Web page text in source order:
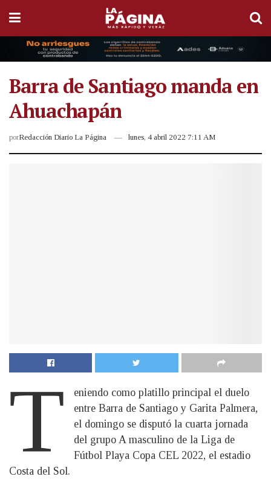
Barra de Santiago manda en
Ahuachapán
porRedacción Diario La Página lunes, 4 abril 2022 7:11 AM
T
eniendo como platillo principal el duelo
entre Barra de Santiago y Garita Palmera,
el domingo se disputó la cuarta jornada
del grupo A masculino de la Liga de
Fútbol Playa Copa CEL 2022, el estadio
Costa del Sol.